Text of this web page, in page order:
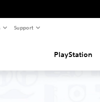
Support
PlayStation